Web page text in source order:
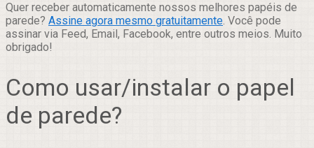
Quer receber automaticamente nossos melhores papéis de
parede? Assine agora mesmo gratuitamente. Você pode
assinar via Feed, Email, Facebook, entre outros meios. Muito
obrigado!
Como usar/instalar o papel
de parede?